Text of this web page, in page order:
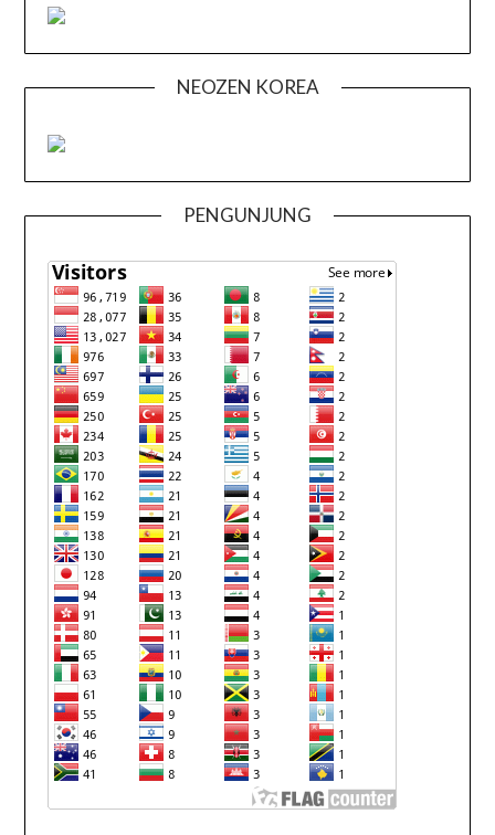
NEOZEN KOREA
PENGUNJUNG